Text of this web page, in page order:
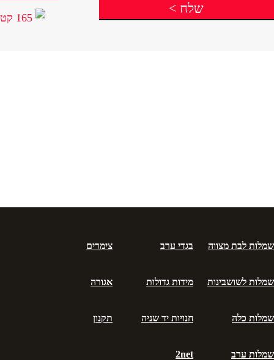
165 קטגוריות
שלח >
שמלות לבת מצווה
שמלות לשושבינות
שמלות כלה
שמלות ערב
בגדי ערב
מידות גדולות
חנויות יד שניה
2net
צימרים
אגורה
תקנון